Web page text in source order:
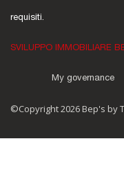
requisiti.
SVILUPPO IMMOBILIARE
My governance
©Copyright 2026 Bep's by